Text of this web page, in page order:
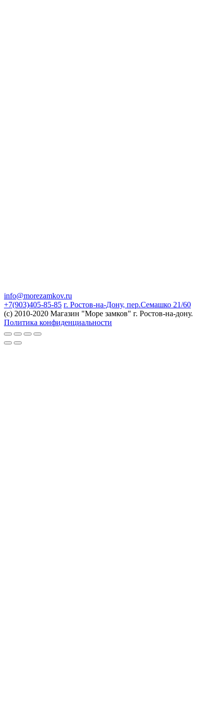
info@morezamkov.ru
+7(903)405-85-85 г. Ростов-на-Дону, пер.Семашко 21/60
(c) 2010-2020 Магазин "Море замков" г. Ростов-на-дону.
Политика конфиденциальности